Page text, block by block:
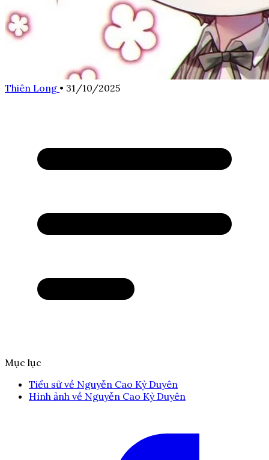
Thiên Long • 31/10/2025
Mục lục
Tiểu sử về Nguyễn Cao Kỳ Duyên
Hình ảnh về Nguyễn Cao Kỳ Duyên